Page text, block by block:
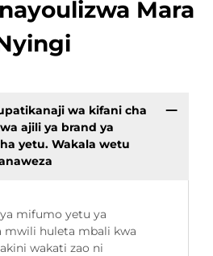
Mara
wa kifani cha
ajili ya brand ya
yetu. Wakala wetu
mifumo yetu ya
mwili huleta mbali kwa
wakati zao ni